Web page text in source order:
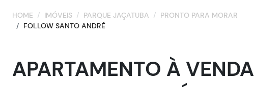
HOME IMÓVEIS PARQUE JAÇATUBA
PRONTO PARA MORAR
FOLLOW SANTO ANDRÉ
APARTAMENTO À VENDA